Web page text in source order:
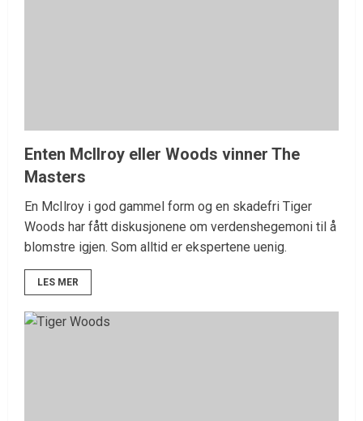
Enten McIlroy eller Woods vinner The
Masters
En McIlroy i god gammel form og en skadefri Tiger
Woods har fått diskusjonene om verdenshegemoni til å
blomstre igjen. Som alltid er ekspertene uenig.
LES MER